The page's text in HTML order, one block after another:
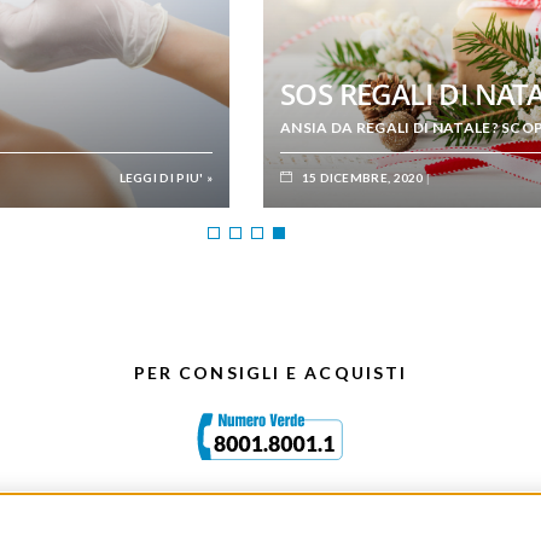
LEGGI DI PIU' »
RADICALI LIBERI:
SCOPRI LA SOLUZIONE DIRECTALAB
16 GENNAIO, 2024
PER CONSIGLI E ACQUISTI